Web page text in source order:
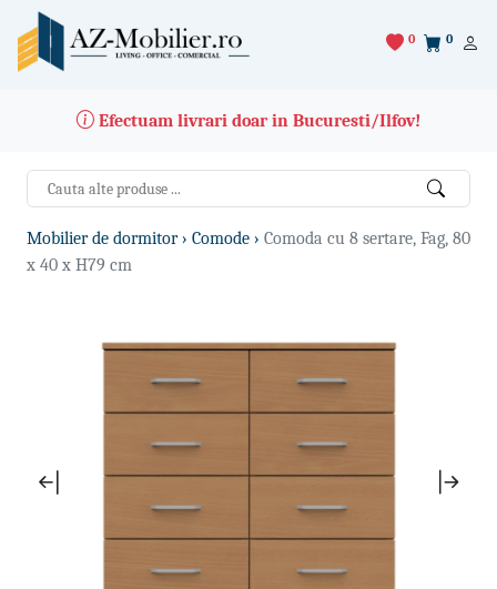
0
0
Efectuam livrari doar in Bucuresti/Ilfov!
Mobilier de dormitor › Comode › Comoda cu 8 sertare, Fag, 80
x 40 x H79 cm